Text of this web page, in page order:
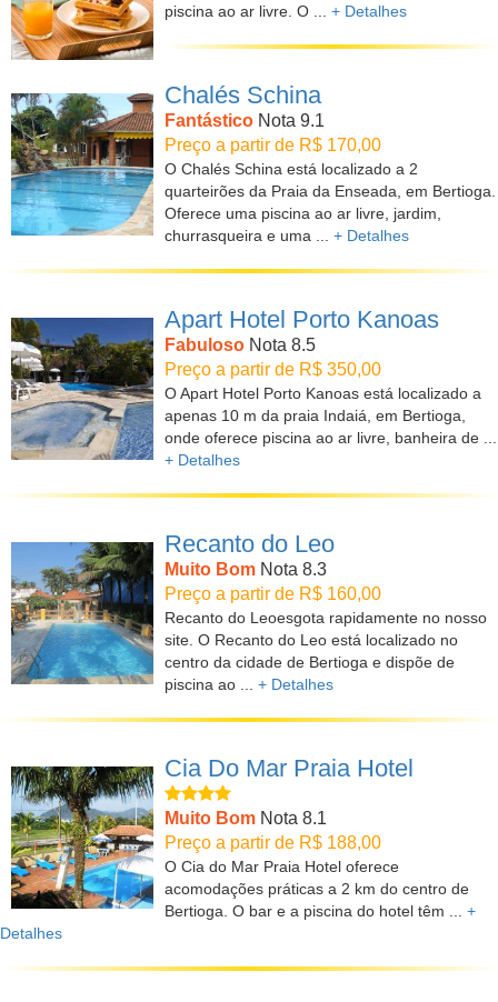
piscina ao ar livre. O ... + Detalhes
Chalés Schina
Fantástico Nota 9.1
Preço a partir de R$ 170,00
O Chalés Schina está localizado a 2
quarteirões da Praia da Enseada, em Bertioga.
Oferece uma piscina ao ar livre, jardim,
churrasqueira e uma ... + Detalhes
Apart Hotel Porto Kanoas
Fabuloso Nota 8.5
Preço a partir de R$ 350,00
O Apart Hotel Porto Kanoas está localizado a
apenas 10 m da praia Indaiá, em Bertioga,
onde oferece piscina ao ar livre, banheira de ...
+ Detalhes
Recanto do Leo
Muito Bom Nota 8.3
Preço a partir de R$ 160,00
Recanto do Leoesgota rapidamente no nosso
site. O Recanto do Leo está localizado no
centro da cidade de Bertioga e dispõe de
piscina ao ... + Detalhes
Cia Do Mar Praia Hotel
Muito Bom Nota 8.1
Preço a partir de R$ 188,00
O Cia do Mar Praia Hotel oferece
acomodações práticas a 2 km do centro de
Bertioga. O bar e a piscina do hotel têm ... +
Detalhes